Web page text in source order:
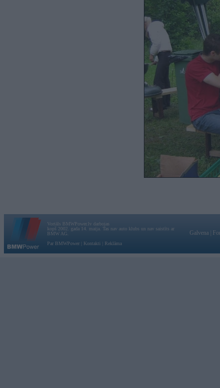
Vortāls BMWPower.lv darbojas
kopš 2002. gada 14. maija. Tas nav auto klubs un nav saistīts ar
BMW AG.
Par BMWPower
Kontakti Reklāma
Galvena